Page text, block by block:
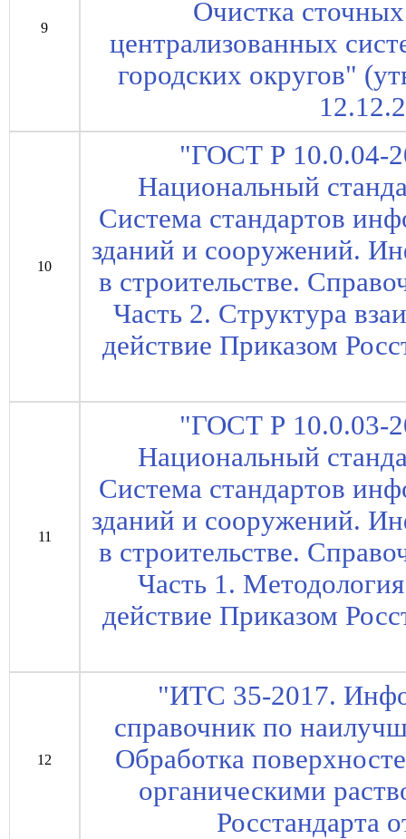
9
Очистка
централизованных
городских округов"
10
"ГОСТ Р 10.0.04-
Национальный
Система стандартов
зданий и сооружений.
в строительстве.
Часть 2. Структура
действие Приказом
11
"ГОСТ Р 10.0.03-
Национальный
Система стандартов
зданий и сооружений.
в строительстве.
Часть 1.
действие Приказом
12
"ИТС 35-2017.
справочник по
Обработка
органическими
Росстандарта